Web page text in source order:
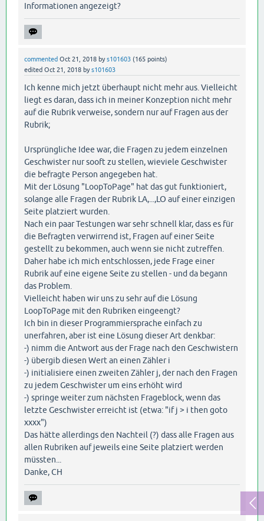
Informationen angezeigt?
commented Oct 21, 2018 bys101603 (165 points)
edited Oct 21, 2018 bys101603
Ich kenne mich jetzt überhaupt nicht mehr aus. Vielleicht
liegt es daran, dass ich in meiner Konzeption nicht mehr
auf die Rubrik verweise, sondern nur auf Fragen aus der
Rubrik;
Ursprüngliche Idee war, die Fragen zu jedem einzelnen
Geschwister nur sooft zu stellen, wieviele Geschwister
die befragte Person angegeben hat.
Mit der Lösung "LoopToPage" hat das gut funktioniert,
solange alle Fragen der Rubrik LA,...,LO auf einer einzigen
Seite platziert wurden.
Nach ein paar Testungen war sehr schnell klar, dass es für
die Befragten verwirrend ist, Fragen auf einer Seite
gestellt zu bekommen, auch wenn sie nicht zutreffen.
Daher habe ich mich entschlossen, jede Frage einer
Rubrik auf eine eigene Seite zu stellen - und da begann
das Problem.
Vielleicht haben wir uns zu sehr auf die Lösung
LoopToPage mit den Rubriken eingeengt?
Ich bin in dieser Programmiersprache einfach zu
unerfahren, aber ist eine Lösung dieser Art denkbar:
-) nimm die Antwort aus der Frage nach den Geschwistern
-) übergib diesen Wert an einen Zähler i
-) initialisiere einen zweiten Zähler j, der nach den Fragen
zu jedem Geschwister um eins erhöht wird
-) springe weiter zum nächsten Frageblock, wenn das
letzte Geschwister erreicht ist (etwa: "if j > i then goto
xxxx")
Das hätte allerdings den Nachteil (?) dass alle Fragen aus
allen Rubriken auf jeweils eine Seite platziert werden
müssten...
Danke, CH